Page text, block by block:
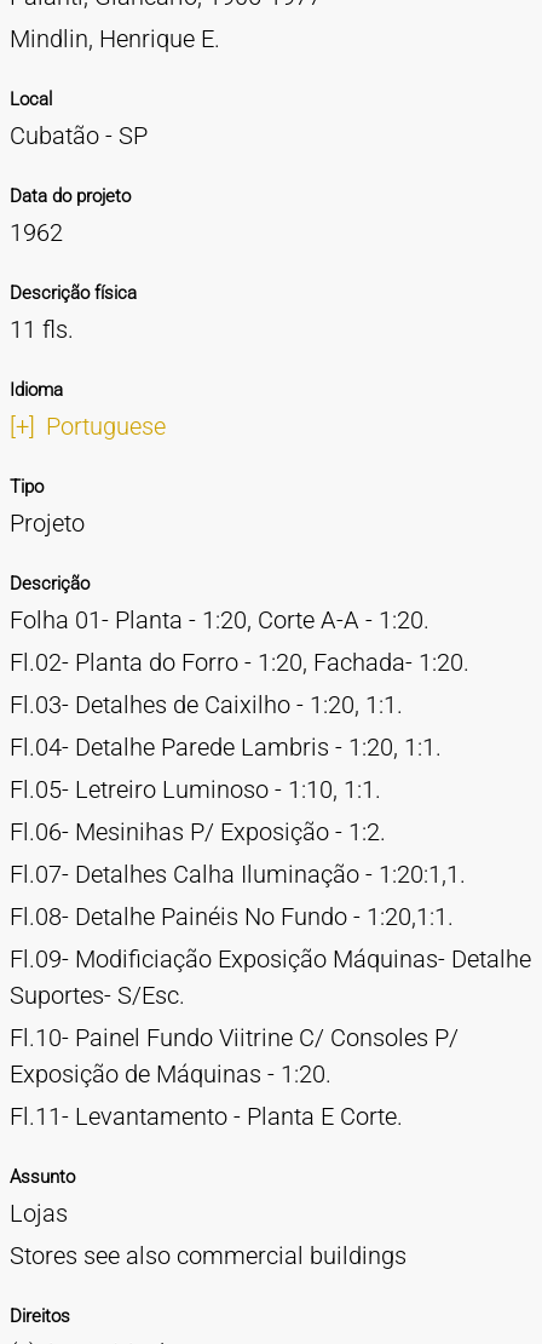
Mindlin, Henrique E.
Local
Cubatão - SP
Data do projeto
1962
Descrição física
11 fls.
Idioma
[+] Portuguese
Tipo
Projeto
Descrição
Folha 01- Planta - 1:20, Corte A-A - 1:20.
Fl.02- Planta do Forro - 1:20, Fachada- 1:20.
Fl.03- Detalhes de Caixilho - 1:20, 1:1.
Fl.04- Detalhe Parede Lambris - 1:20, 1:1.
Fl.05- Letreiro Luminoso - 1:10, 1:1.
Fl.06- Mesinihas P/ Exposição - 1:2.
Fl.07- Detalhes Calha Iluminação - 1:20:1,1.
Fl.08- Detalhe Painéis No Fundo - 1:20,1:1.
Fl.09- Modificiação Exposição Máquinas- Detalhe
Suportes- S/Esc.
Fl.10- Painel Fundo Viitrine C/ Consoles P/
Exposição de Máquinas - 1:20.
Fl.11- Levantamento - Planta E Corte.
Assunto
Lojas
Stores see also commercial buildings
Direitos